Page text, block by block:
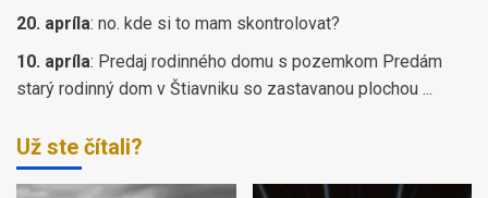
20. apríla: no. kde si to mam skontrolovat?
10. apríla: Predaj rodinného domu s pozemkom Predám
starý rodinný dom v Štiavniku so zastavanou plochou ...
Už ste čítali?